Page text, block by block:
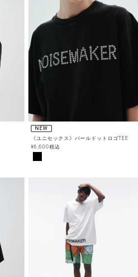
NEW
《ユニセックス》パールドットロゴTEE
¥6,600税込